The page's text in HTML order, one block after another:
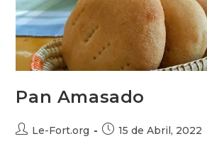
Pan Amasado
AutorLe-Fort.org
Publicación
15 de Abril, 2022